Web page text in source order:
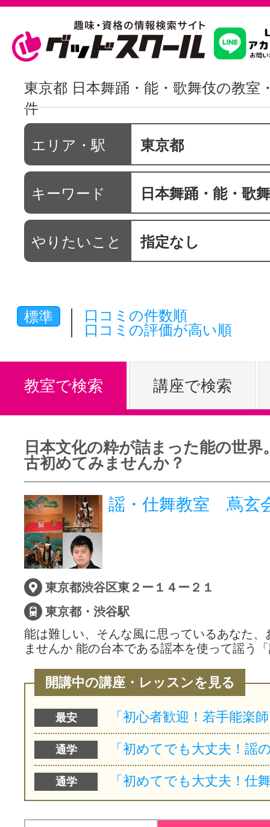
習いたいこ
スクールを
駅・路線か
通信講座を
特集をみる
グッドスク
掲載のお問
東京都 日本舞踊・能・歌舞伎の教室
件
エリア・駅 東京都
キーワード 日本舞踊・能・歌
やりたいこと 指定なし
標準
口コミの件数順
口コミの評価が高い順
教室で検索 講座で検索
日本文化の粋が詰まった能の世界
古初めてみませんか？
謡・仕舞教室 蔦玄
東京都渋谷区東２ー１４ー２１
東京都・渋谷駅
能は難しい、そんな風に思っているあなた、
ませんか 能の台本である謡本を使って謡う
開講中の講座・レッスンを見る
最安
通学
通学